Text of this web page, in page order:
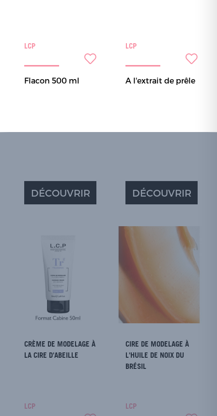
LCP
Flacon 500 ml
DÉCOUVRIR
LCP
A l'extrait de prêle
DÉCOUVRIR
CRÈME DE MODELAGE À
LA CIRE D'ABEILLE
LCP
CIRE DE MODELAGE À
L'HUILE DE NOIX DU
BRÉSIL
LCP